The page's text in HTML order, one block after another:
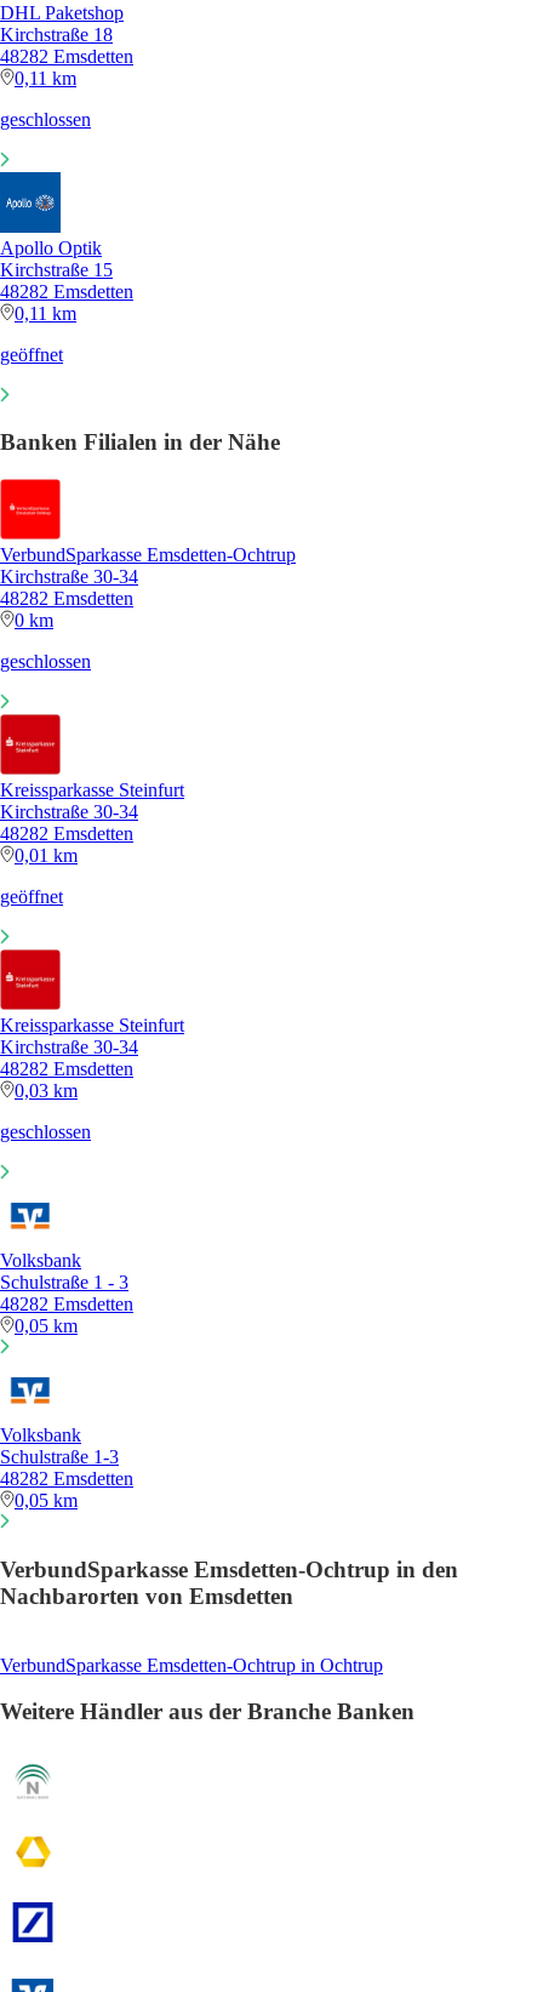
DHL Paketshop
Kirchstraße 18
48282 Emsdetten
0,11 km
geschlossen
Apollo Optik
Kirchstraße 15
48282 Emsdetten
0,11 km
geöffnet
Banken Filialen in der Nähe
VerbundSparkasse Emsdetten-Ochtrup
Kirchstraße 30-34
48282 Emsdetten
0 km
geschlossen
Kreissparkasse Steinfurt
Kirchstraße 30-34
48282 Emsdetten
0,01 km
geöffnet
Kreissparkasse Steinfurt
Kirchstraße 30-34
48282 Emsdetten
0,03 km
geschlossen
Volksbank
Schulstraße 1 - 3
48282 Emsdetten
0,05 km
Volksbank
Schulstraße 1-3
48282 Emsdetten
0,05 km
VerbundSparkasse Emsdetten-Ochtrup in den
Nachbarorten von Emsdetten
VerbundSparkasse Emsdetten-Ochtrup in Ochtrup
Weitere Händler aus der Branche Banken